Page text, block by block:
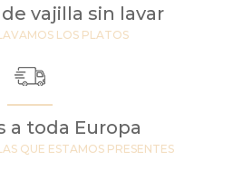
vajilla sin lavar
LOS PLATOS
a toda Europa
QUE ESTAMOS PRESENTES